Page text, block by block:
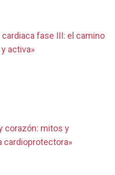
fase III: el camino
activa»
corazón: mitos y
cardioprotectora»